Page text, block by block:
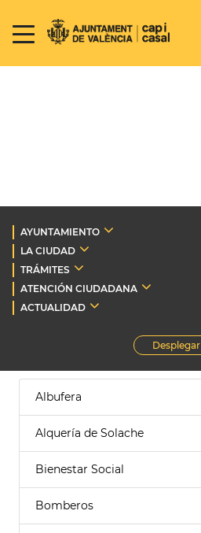
AYUNTAMIENTO
LA CIUDAD
TRÁMITES
ATENCIÓN CIUDADANA
ACTUALIDAD
Desplegar
Albufera
Alquería de Solache
Bienestar Social
Bomberos